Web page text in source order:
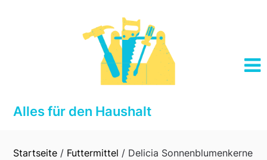
Alles für den Haushalt
Startseite / Futtermittel / Delicia Sonnenblumenkerne